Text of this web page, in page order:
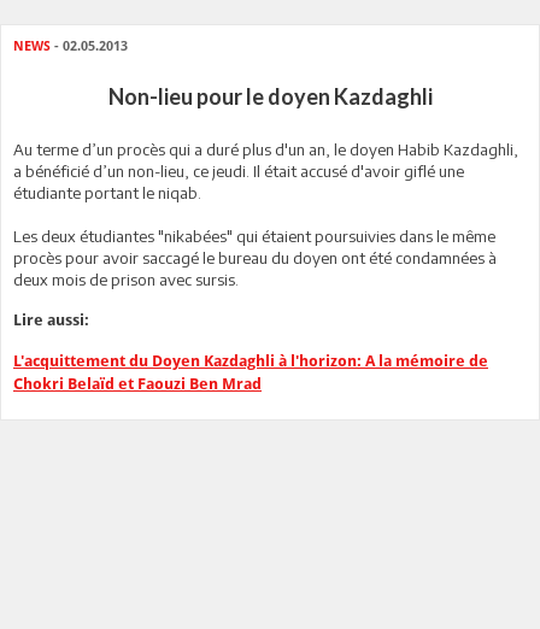
NEWS - 02.05.2013
Non-lieu pour le doyen Kazdaghli
Au terme d’un procès qui a duré plus d'un an, le doyen Habib Kazdaghli,
a bénéficié d’un non-lieu, ce jeudi. Il était accusé d'avoir giflé une
étudiante portant le niqab.
Les deux étudiantes "nikabées" qui étaient poursuivies dans le même
procès pour avoir saccagé le bureau du doyen ont été condamnées à
deux mois de prison avec sursis.
Lire aussi:
L'acquittement du Doyen Kazdaghli à l'horizon: A la mémoire de
Chokri Belaïd et Faouzi Ben Mrad